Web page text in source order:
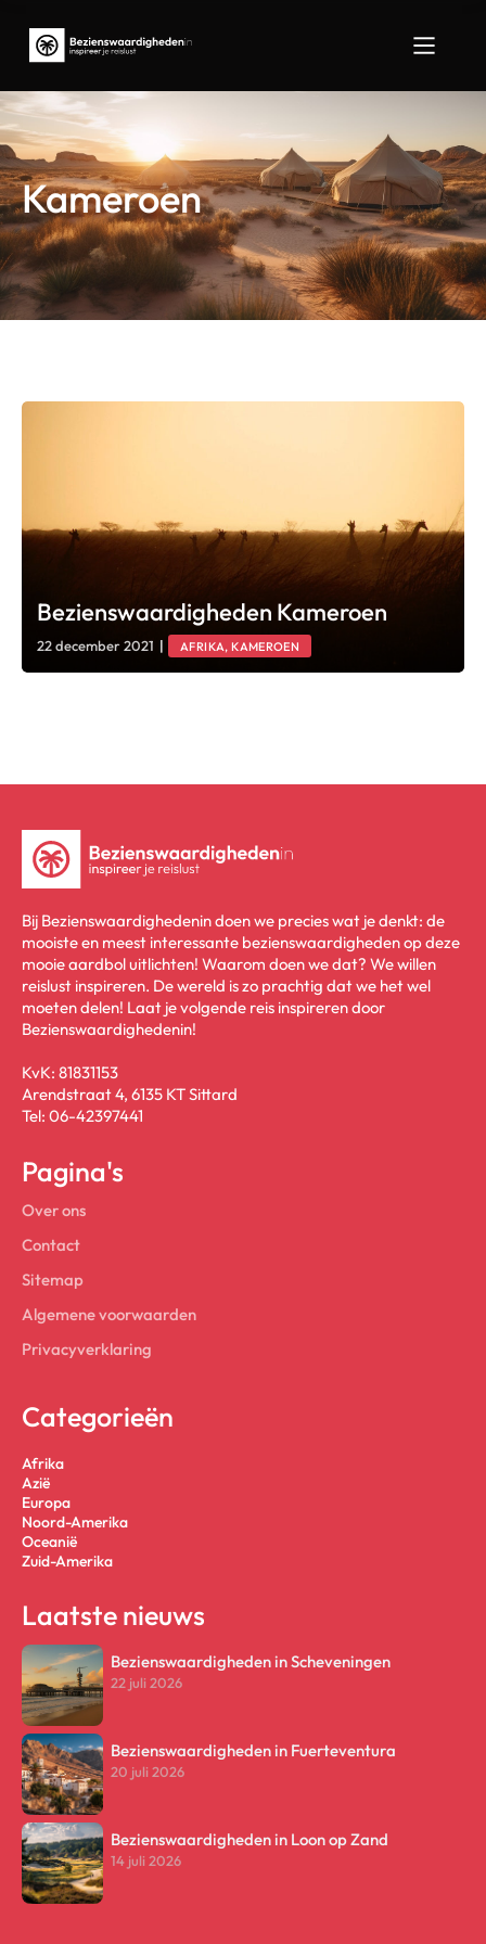
Kameroen
Bezienswaardigheden Kameroen
22 december 2021 | AFRIKA, KAMEROEN
Bij Bezienswaardighedenin doen we precies wat je denkt: de
mooiste en meest interessante bezienswaardigheden op deze
mooie aardbol uitlichten! Waarom doen we dat? We willen
reislust inspireren. De wereld is zo prachtig dat we het wel
moeten delen! Laat je volgende reis inspireren door
Bezienswaardighedenin!
KvK: 81831153
Arendstraat 4, 6135 KT Sittard
Tel: 06-42397441
Pagina's
Over ons
Contact
Sitemap
Algemene voorwaarden
Privacyverklaring
Categorieën
Afrika
Azië
Europa
Noord-Amerika
Oceanië
Zuid-Amerika
Laatste nieuws
Bezienswaardigheden in Scheveningen
22 juli 2026
Bezienswaardigheden in Fuerteventura
20 juli 2026
Bezienswaardigheden in Loon op Zand
14 juli 2026